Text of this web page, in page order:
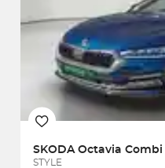
SKODA Octavia Combi
STYLE